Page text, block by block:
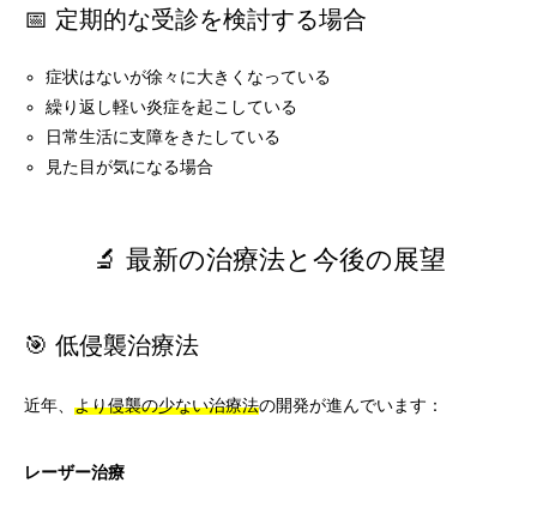
📅 定期的な受診を検討する場合
症状はないが徐々に大きくなっている
繰り返し軽い炎症を起こしている
日常生活に支障をきたしている
見た目が気になる場合
🔬 最新の治療法と今後の展望
🎯 低侵襲治療法
近年、 より侵襲の少ない治療法の開発が進んでいます：
レーザー治療